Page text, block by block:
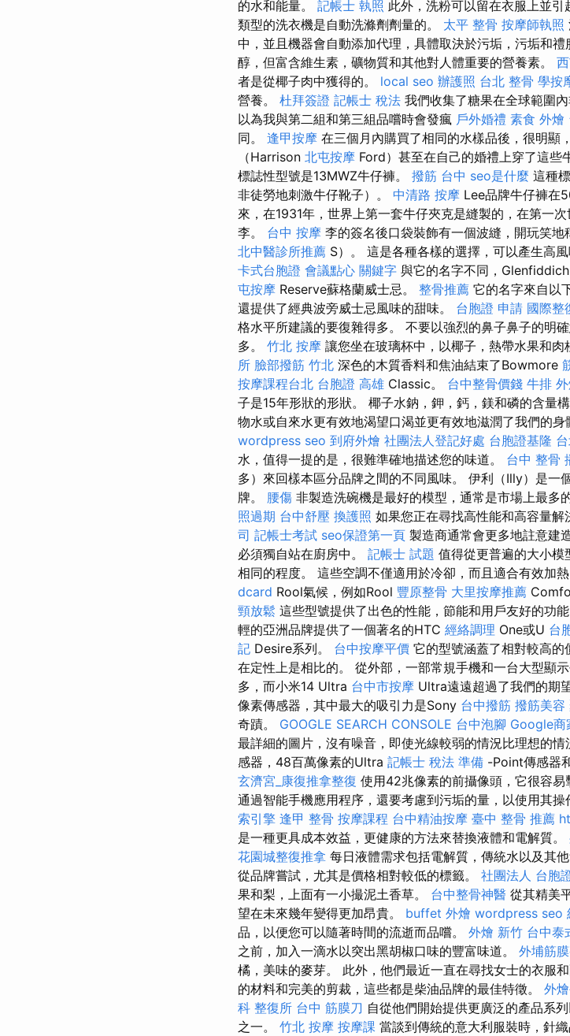
的水和能量。 記帳士 執照 此外，洗粉可以留在衣服上並引
類型的洗衣機是自動洗滌劑劑量的。 太平 整骨 按摩師執照
中，並且機器會自動添加代理，具體取決於污垢，污垢和
醇，但富含維生素，礦物質和其他對人體重要的營養素。
者是從椰子肉中獲得的。 local seo 辦護照 台北 整骨 學按
營養。 杜拜簽證 記帳士 稅法 我們收集了糖果在全球範圍
以為我與第二組和第三組品嚐時會發瘋 戶外婚禮 素食 外燴
同。 逢甲按摩 在三個月內購買了相同的水樣品後，很明顯
（Harrison 北屯按摩 Ford）甚至在自己的婚禮上穿了這些
標誌性型號是13MWZ牛仔褲。 撥筋 台中 seo是什麼 這種
非徒勞地刺激牛仔靴子）。 中清路 按摩 Lee品牌牛仔褲在
來，在1931年，世界上第一套牛仔夾克是縫製的，在第一
李。 台中 按摩 李的簽名後口袋裝飾有一個波縫，開玩笑地
北中醫診所推薦 S）。 這是各種各樣的選擇，可以產生高
卡式台胞證 會議點心 關鍵字 與它的名字不同，Glenfiddich
屯按摩 Reserve蘇格蘭威士忌。 整骨推薦 它的名字來自以
還提供了經典波旁威士忌風味的甜味。 台胞證 申請 國際整
格水平所建議的要復雜得多。 不要以強烈的鼻子鼻子的明
多。 竹北 按摩 讓您坐在玻璃杯中，以椰子，熱帶水果和肉
所 臉部撥筋 竹北 深色的木質香料和焦油結束了Bowmore
按摩課程台北 台胞證 高雄 Classic。 台中整骨價錢 牛排
子是15年形狀的形狀。 椰子水鈉，鉀，鈣，鎂和磷的含量
物水或自來水更有效地渴望口渴並更有效地滋潤了我們的身
wordpress seo 到府外燴 社團法人登記好處 台胞證基隆
水，值得一提的是，很難準確地描述您的味道。 台中 整骨
多）來回樣本區分品牌之間的不同風味。 伊利（Illy）是一
牌。 腰傷 非製造洗碗機是最好的模型，通常是市場上最多
照過期 台中舒壓 換護照 如果您正在尋找高性能和高容量解
司 記帳士考試 seo保證第一頁 製造商通常會更多地註意建
必須獨自站在廚房中。 記帳士 試題 值得從更普遍的大小模
相同的程度。 這些空調不僅適用於冷卻，而且適合有效加
dcard Rool氣候，例如Rool 豐原整骨 大里按摩推薦
頸放鬆 這些型號提供了出色的性能，節能和用戶友好的功能
輕的亞洲品牌提供了一個著名的HTC 經絡調理 One或U 台
記 Desire系列。 台中按摩平價 它的型號涵蓋了相對較高
在定性上是相比的。 從外部，一部常規手機和一台大型顯
多，而小米14 Ultra 台中市按摩 Ultra遠遠超過了我們的期
像素傳感器，其中最大的吸引力是Sony 台中撥筋 撥筋美容
奇蹟。 GOOGLE SEARCH CONSOLE 台中泡腳 Google商
最詳細的圖片，沒有噪音，即使光線較弱的情況比理想的情
感器，48百萬像素的Ultra 記帳士 稅法 準備 -Point傳感器
玄濟宮_康復推拿整復 使用42兆像素的前攝像頭，它很容
通過智能手機應用程序，還要考慮到污垢的量，以使用其操
索引擎 逢甲 整骨 按摩課程 台中精油按摩 臺中 整骨 推薦
是一種更具成本效益，更健康的方法來替換液體和電解質。
花園城整復推拿 每日液體需求包括電解質，傳統水以及其
從品牌嘗試，尤其是價格相對較低的標籤。 社團法人 台胞
果和梨，上面有一小撮泥土香草。 台中整骨神醫 從其精美
望在未來幾年變得更加昂貴。 buffet 外燴 wordpress seo
品，以便您可以隨著時間的流逝而品嚐。 外燴 新竹 台中泰
之前，加入一滴水以突出黑胡椒口味的豐富味道。 外埔筋
橘，美味的麥芽。 此外，他們最近一直在尋找女士的衣服和
的材料和完美的剪裁，這些都是柴油品牌的最佳特徵。 外
科 整復所 台中 筋膜刀 自從他們開始提供更廣泛的產品系
之一。 竹北 按摩 按摩課 當談到傳統的意大利服裝時，針